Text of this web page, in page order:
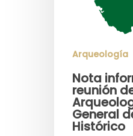
Arqueología
Nota
reunión
General
Histórico